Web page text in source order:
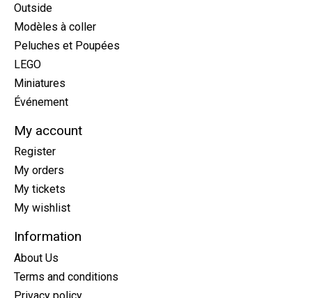
Outside
Modèles à coller
Peluches et Poupées
LEGO
Miniatures
Événement
My account
Register
My orders
My tickets
My wishlist
Information
About Us
Terms and conditions